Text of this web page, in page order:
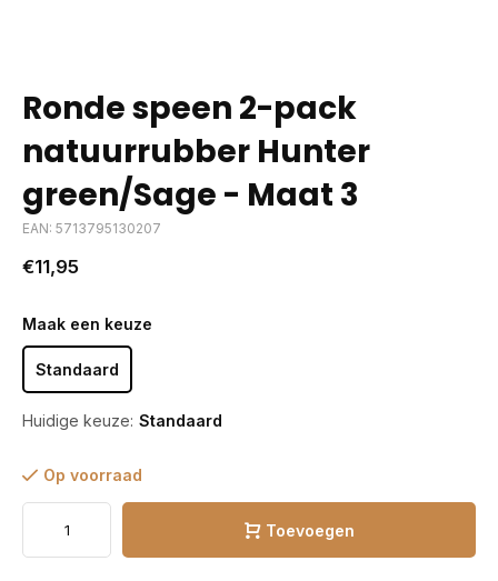
Ronde speen 2-pack
natuurrubber Hunter
green/Sage - Maat 3
EAN: 5713795130207
€11,95
Maak een keuze
Standaard
Huidige keuze: Standaard
Op voorraad
Toevoegen